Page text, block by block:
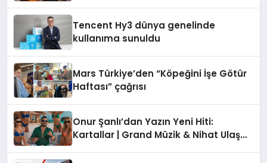
Tencent Hy3 dünya genelinde
kullanıma sunuldu
Mars Türkiye’den “Köpeğini İşe Götür
Haftası” çağrısı
Onur Şanlı’dan Yazın Yeni Hiti:
Kartallar | Grand Müzik & Nihat Ulaş